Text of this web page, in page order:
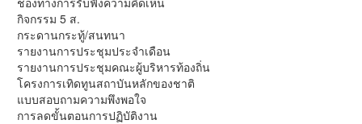
กิจกรรม 5 ส.
กระดานกระทู้/สนทนา
รายงานการประชุมประจำเดือน
รายงานการประชุมคณะผู้บริหารท้องถิ่น
โครงการเทิดทูนสถาบันหลักของชาติ
แบบสอบถามความพึงพอใจ
การลดขั้นตอนการปฏิบัติงาน